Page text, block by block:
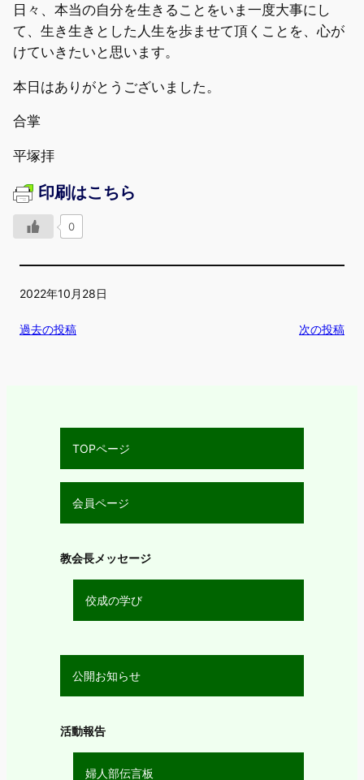
日々、本当の自分を生きることをいま一度大事にし
て、生き生きとした人生を歩ませて頂くことを、心が
けていきたいと思います。
本日はありがとうございました。
合掌
平塚拝
印刷はこちら
0
2022年10月28日
過去の投稿 次の投稿
TOPページ
会員ページ
教会長メッセージ
佼成の学び
公開お知らせ
活動報告
婦人部伝言板